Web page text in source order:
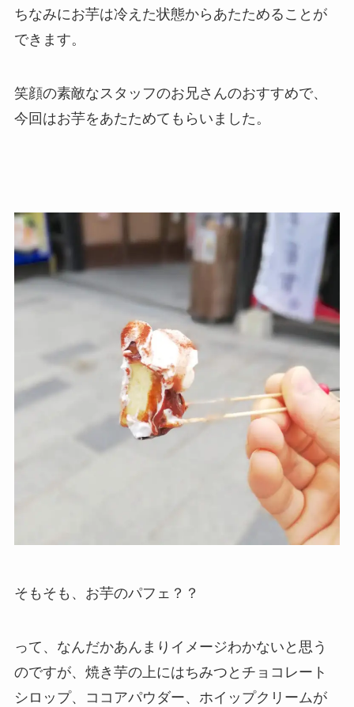
ちなみにお芋は冷えた状態からあたためることが
できます。
笑顔の素敵なスタッフのお兄さんのおすすめで、
今回はお芋をあたためてもらいました。
そもそも、お芋のパフェ？？
って、なんだかあんまりイメージわかないと思う
のですが、焼き芋の上にはちみつとチョコレート
シロップ、ココアパウダー、ホイップクリームが